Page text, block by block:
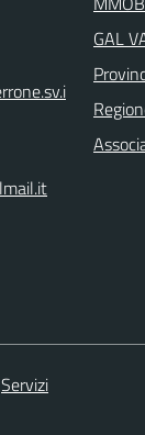
GAL
Servizi